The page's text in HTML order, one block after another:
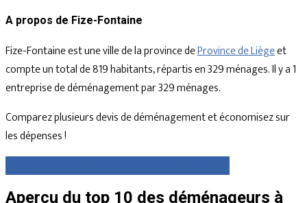
A propos de Fize-Fontaine
Fize-Fontaine est une ville de la province deProvince de Liègeet
compte un total de 819 habitants, répartis en 329 ménages. Il y a 1
entreprise de déménagement par 329 ménages.
Comparez plusieurs devis de déménagement et économisez sur
les dépenses !
Aperçu du top 10 des déménageurs à